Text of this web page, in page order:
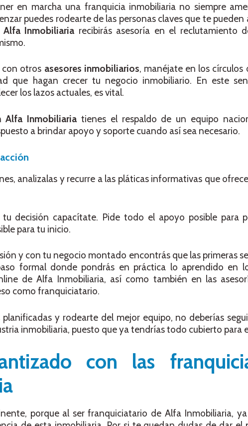
en marcha una franquicia inmobiliaria no siempre
puedes rodearte de las personas claves que te pueden
Alfa Inmobiliaria recibirás asesoría en el reclutamiento
con otros asesores inmobiliarios, manéjate en los círculos
que hagan crecer tu negocio inmobiliario. En este
los lazos actuales, es vital.
Alfa Inmobiliaria tienes el respaldo de un equipo
a brindar apoyo y soporte cuando así sea necesario.
analizalas y recurre a las pláticas informativas que
decisión capacítate. Pide todo el apoyo posible para
para tu inicio.
y con tu negocio montado encontrás que las primeras
formal donde pondrás en práctica lo aprendido en
de Alfa Inmobiliaria, así como también en las
como franquiciatario.
y rodearte del mejor equipo, no deberías
inmobiliaria, puesto que ya tendrías todo cubierto para
con las
porque al ser franquiciatario de Alfa Inmobiliaria,